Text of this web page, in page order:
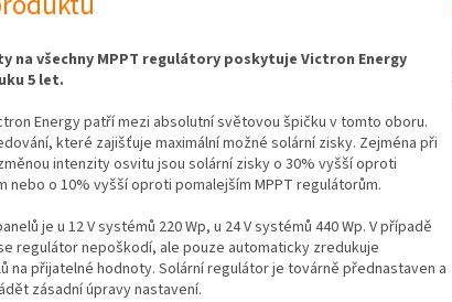
na všechny MPPT regulátory poskytuje Victron Energy
5 let.
Energy patří mezi absolutní světovou špičku v tomto oboru.
které zajišťuje maximální možné solární zisky. Zejména při
intenzity osvitu jsou solární zisky o 30% vyšší oproti
nebo o 10% vyšší oproti pomalejším MPPT regulátorům.
je u 12 V systémů 220 Wp, u 24 V systémů 440 Wp. V případě
regulátor nepoškodí, ale pouze automaticky zredukuje
na přijatelné hodnoty. Solární regulátor je továrně přednastaven a
zásadní úpravy nastavení.